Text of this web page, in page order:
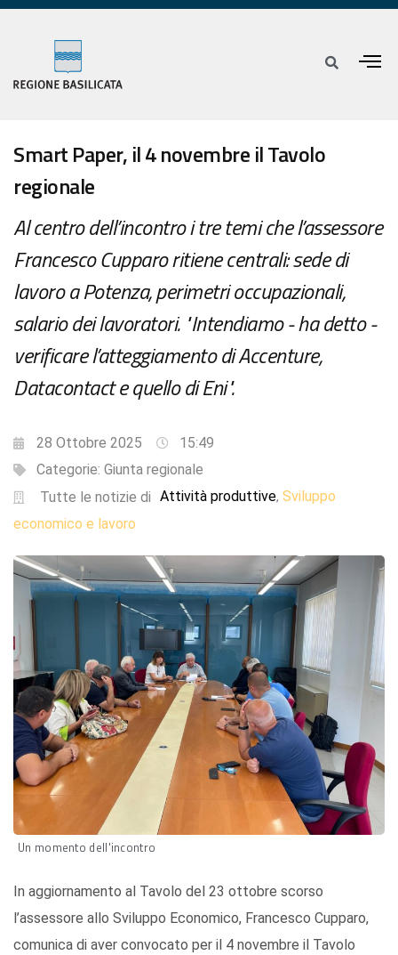
Smart Paper, il 4 novembre il Tavolo
regionale
Al centro dell’incontro i tre temi che l’assessore
Francesco Cupparo ritiene centrali: sede di
lavoro a Potenza, perimetri occupazionali,
salario dei lavoratori. "Intendiamo - ha detto -
verificare l’atteggiamento di Accenture,
Datacontact e quello di Eni".
28 Ottobre 2025
15:49
Categorie: Giunta regionale
Tutte le notizie di Attività produttive, Sviluppo
economico e lavoro
Un momento dell'incontro
In aggiornamento al Tavolo del 23 ottobre scorso
l’assessore allo Sviluppo Economico, Francesco Cupparo,
comunica di aver convocato per il 4 novembre il Tavolo